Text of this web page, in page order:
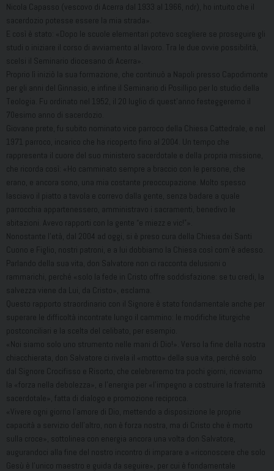
Nicola Capasso (vescovo di Acerra dal 1933 al 1966, ndr), ho intuito che il
sacerdozio potesse essere la mia strada».
E così è stato: «Dopo le scuole elementari potevo scegliere se proseguire gli
studi o iniziare il corso di avviamento al lavoro. Tra le due ovvie possibilità,
scelsi il Seminario diocesano di Acerra».
Proprio lì iniziò la sua formazione, che continuò a Napoli presso Capodimonte
per gli anni del Ginnasio, e infine il Seminario di Posillipo per lo studio della
Teologia. Fu ordinato nel 1952, il 20 luglio di quest’anno festeggeremo il
70esimo anno di sacerdozio.
Giovane prete, fu subito nominato vice parroco della Chiesa Cattedrale, e nel
1971 parroco, incarico che ha ricoperto fino al 2004. Un tempo che
rappresenta il cuore del suo ministero sacerdotale e della propria missione,
che ricorda così: «Ho camminato sempre a braccio con le persone, che
erano, e ancora sono, una mia costante preoccupazione. Molto spesso
lasciavo il piatto a tavola e correvo dalla gente, senza badare a quale
parrocchia appartenessero, amministravo i sacramenti, benedivo le
abitazioni. Avevo rapporti con la gente “e miezz e vic!”».
Nonostante l’età, dal 2004 ad oggi, si è preso cura della Chiesa dei Santi
Cuono e Figlio, nostri patroni, e a lui dobbiamo la Chiesa così com’è adesso.
Parlando della sua vita, don Salvatore non ci racconta delusioni o
rammarichi, perché «solo la fede in Cristo offre soddisfazione: se tu credi, la
salvezza viene da Lui, da Cristo», esclama.
Questo rapporto straordinario con il Signore è stato fondamentale anche per
superare le difficoltà incontrate lungo il cammino: le modifiche liturgiche
postconciliari e la scelta del celibato, per esempio.
«Noi siamo solo uno strumento nelle mani di Dio!». Verso la fine della nostra
chiacchierata, don Salvatore ci rivela il «motto» della sua vita, perché solo
dal Signore Crocifisso e Risorto, che celebreremo tra pochi giorni, riceviamo
la «forza nella debolezza», e l’energia per «l’impegno a costruire la fraternità
sacerdotale», fatta di dialogo e promozione reciproca.
«Vivere ogni giorno l’amore di Dio, mettendo a disposizione le proprie
capacità a servizio dell’altro, non è forza nostra, ma di Cristo che è morto
sulla croce», sottolinea con energia ancora una volta don Salvatore,
augurandoci alla fine del nostro incontro di imparare a «riconoscere che solo
Gesù è l’unico maestro e guida da seguire», per cui è fondamentale